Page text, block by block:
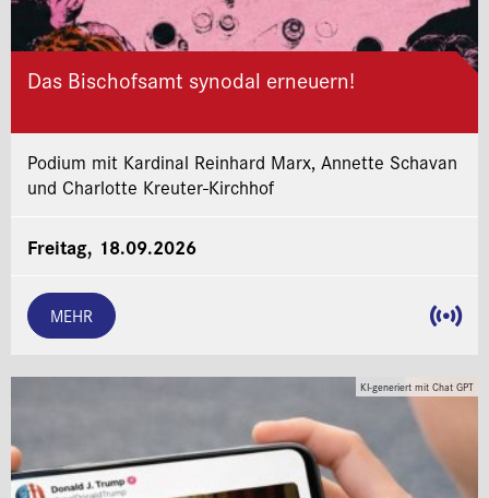
Das Bischofsamt synodal erneuern!
Podium mit Kardinal Reinhard Marx, Annette Schavan
und Charlotte Kreuter-Kirchhof
Freitag, 18.09.2026
MEHR
KI-generiert mit Chat GPT